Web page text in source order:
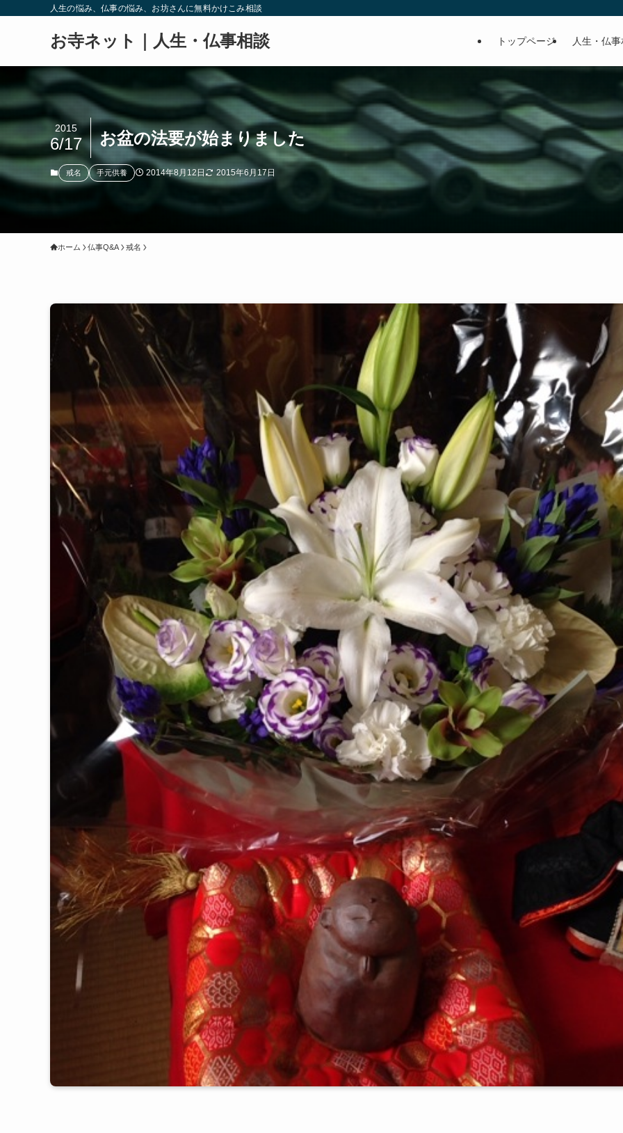
人生の悩み、仏事の悩み、お坊さんに無料かけこみ相談
お寺ネット｜人生・仏事相談 トップページ 人生・仏
お盆の法要が始まりました
2015
6/17
戒名 手元供養 2014年8月12日 2015年6月17日
ホーム 仏事Q&A 戒名